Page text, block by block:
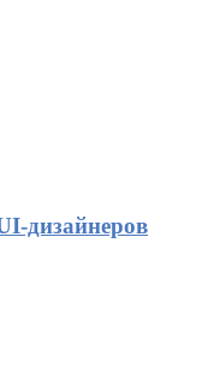
дизайнеров